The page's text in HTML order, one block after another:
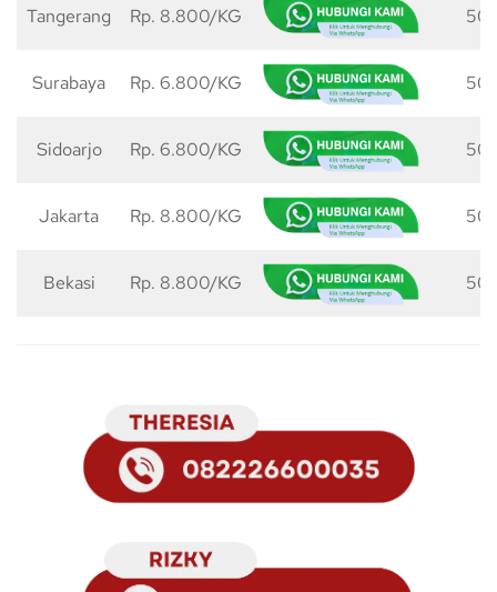
Tangerang Rp. 8.800/KG 50
Surabaya Rp. 6.800/KG 50
Sidoarjo Rp. 6.800/KG 50
Jakarta Rp. 8.800/KG 50
Bekasi Rp. 8.800/KG 50